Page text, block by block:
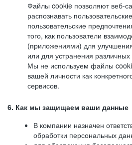
Файлы cookie позволяют веб-
распознавать
пользовательские
того, как пользователи
(приложениями) для
или для устранения
Мы не используем файлы
вашей личности как
сервисов.
6. Как мы защищаем ваши данные
В компании назначен
обработки персональных